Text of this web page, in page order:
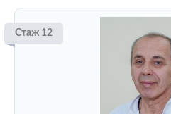
Стаж 12